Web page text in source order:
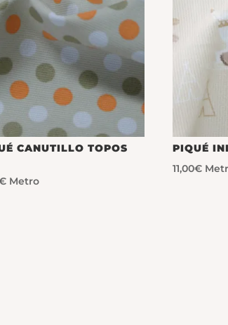
CANUTILLO TOPOS
Metro
PIQUÉ
11,00€